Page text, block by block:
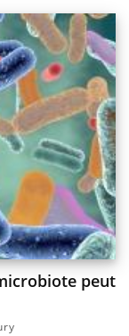
peut